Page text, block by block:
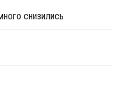
снизились